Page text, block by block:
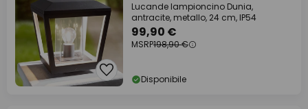
Lucande lampioncino Dunia,
antracite, metallo, 24 cm, IP54
99,90 €
MSRP198,90 €
Disponibile